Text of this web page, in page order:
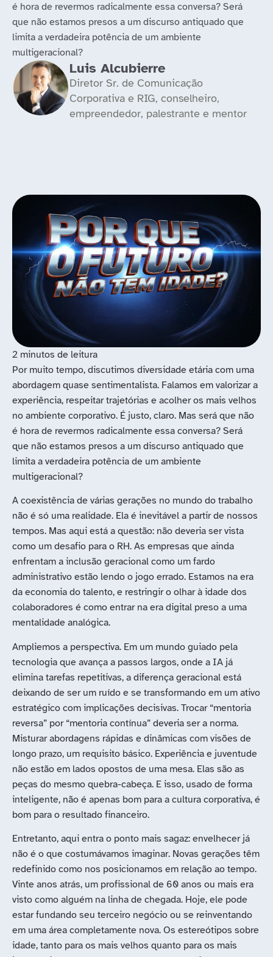
é hora de revermos radicalmente essa conversa? Será
que não estamos presos a um discurso antiquado que
limita a verdadeira potência de um ambiente
multigeracional?
Luis Alcubierre
Diretor Sr. de Comunicação
Corporativa e RIG, conselheiro,
empreendedor, palestrante e mentor
Por muito tempo, discutimos diversidade etária com uma
abordagem quase sentimentalista. Falamos em valorizar a
experiência, respeitar trajetórias e acolher os mais velhos
no ambiente corporativo. É justo, claro. Mas será que não
é hora de revermos radicalmente essa conversa? Será
que não estamos presos a um discurso antiquado que
limita a verdadeira potência de um ambiente
multigeracional?
A coexistência de várias gerações no mundo do trabalho
não é só uma realidade. Ela é inevitável a partir de nossos
tempos. Mas aqui está a questão: não deveria ser vista
como um desafio para o RH. As empresas que ainda
enfrentam a inclusão geracional como um fardo
administrativo estão lendo o jogo errado. Estamos na era
da economia do talento, e restringir o olhar à idade dos
colaboradores é como entrar na era digital preso a uma
mentalidade analógica.
Ampliemos a perspectiva. Em um mundo guiado pela
tecnologia que avança a passos largos, onde a IA já
elimina tarefas repetitivas, a diferença geracional está
deixando de ser um ruído e se transformando em um ativo
estratégico com implicações decisivas. Trocar “mentoria
reversa” por “mentoria contínua” deveria ser a norma.
Misturar abordagens rápidas e dinâmicas com visões de
longo prazo, um requisito básico. Experiência e juventude
não estão em lados opostos de uma mesa. Elas são as
peças do mesmo quebra-cabeça. E isso, usado de forma
inteligente, não é apenas bom para a cultura corporativa, é
bom para o resultado financeiro.
Entretanto, aqui entra o ponto mais sagaz: envelhecer já
não é o que costumávamos imaginar. Novas gerações têm
redefinido como nos posicionamos em relação ao tempo.
Vinte anos atrás, um profissional de 60 anos ou mais era
visto como alguém na linha de chegada. Hoje, ele pode
estar fundando seu terceiro negócio ou se reinventando
em uma área completamente nova. Os estereótipos sobre
idade, tanto para os mais velhos quanto para os mais